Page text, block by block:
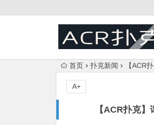
首页 扑克新闻 【ACR
【ACR扑克
A+